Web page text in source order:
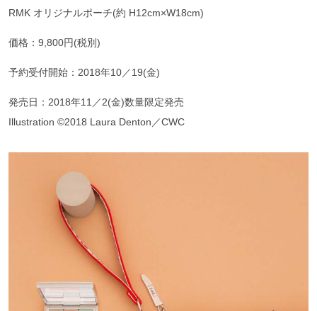
RMK オリジナルポーチ(約 H12cm×W18cm)
価格：9,800円(税別)
予約受付開始：2018年10／19(金)
発売日：2018年11／2(金)数量限定発売
Illustration ©2018 Laura Denton／CWC